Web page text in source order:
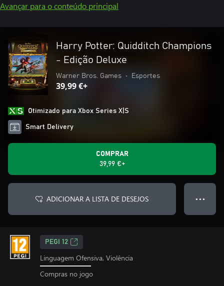
Avançar para o conteúdo principal
Harry Potter: Quidditch Champions
- Edição Deluxe
Warner Bros. Games • Esportes
39,99 €+
Otimizado para Xbox Series X|S
Smart Delivery
COMPRAR
39,99 €+
ADICIONAR A LISTA DE DESEJOS ● ● ●
PEGI 12
Linguagem Ofensiva, Violência
Compras no jogo